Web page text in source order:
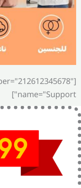
name="Support"]